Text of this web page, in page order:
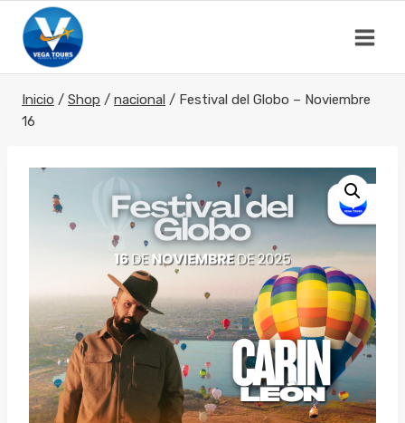
Saltar
contenido
Inicio / Shop / nacional / Festival del Globo – Noviembre
16